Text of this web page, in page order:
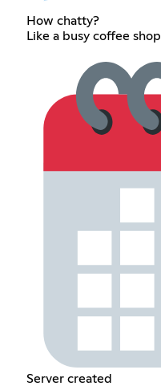
How chatty?
Like a busy coffee shop
Server created